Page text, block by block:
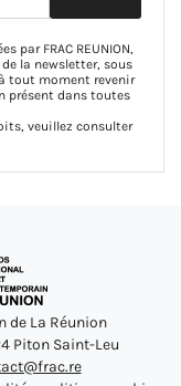
par FRAC REUNION,
la newsletter, sous
tout moment revenir
présent dans toutes
veuillez consulter
de La Réunion
Piton Saint-Leu